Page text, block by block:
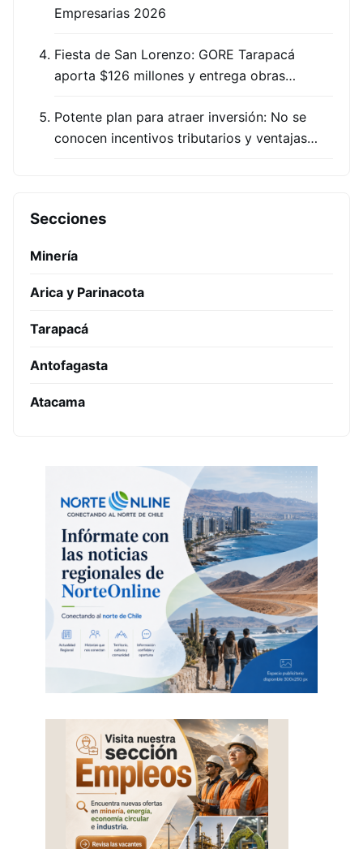
Empresarias 2026
Fiesta de San Lorenzo: GORE Tarapacá
aporta $126 millones y entrega obras…
Potente plan para atraer inversión: No se
conocen incentivos tributarios y ventajas…
Secciones
Minería
Arica y Parinacota
Tarapacá
Antofagasta
Atacama